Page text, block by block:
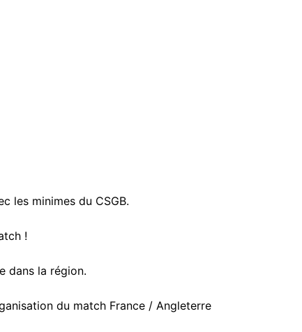
les minimes du CSGB.
!
dans la région.
du match France / Angleterre